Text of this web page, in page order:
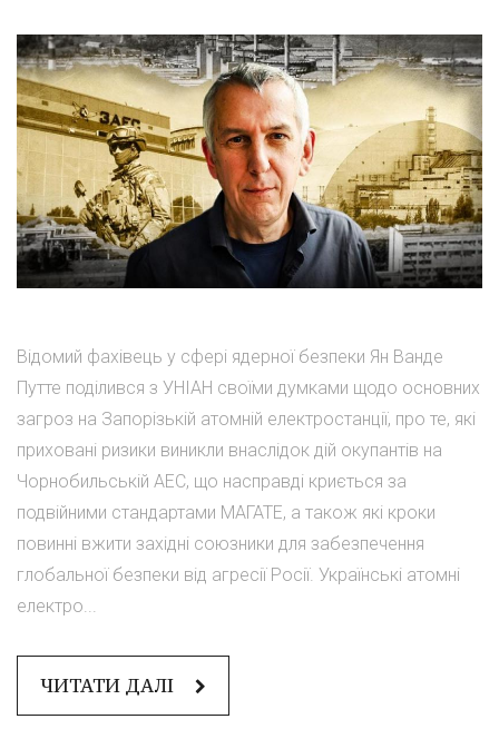
Відомий фахівець у сфері ядерної безпеки Ян Ванде
Путте поділився з УНІАН своїми думками щодо основних
загроз на Запорізькій атомній електростанції, про те, які
приховані ризики виникли внаслідок дій окупантів на
Чорнобильській АЕС, що насправді криється за
подвійними стандартами МАГАТЕ, а також які кроки
повинні вжити західні союзники для забезпечення
глобальної безпеки від агресії Росії. Українські атомні
електро...
ЧИТАТИ ДАЛІ